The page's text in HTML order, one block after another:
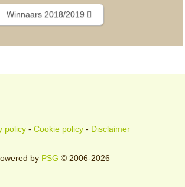
Winnaars 2018/2019
policy- Cookie policy- Disclaimer
by PSG © 2006-2026